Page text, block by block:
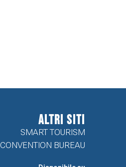
ALTRI SITI
SMART TOURISM
CONVENTION BUREAU